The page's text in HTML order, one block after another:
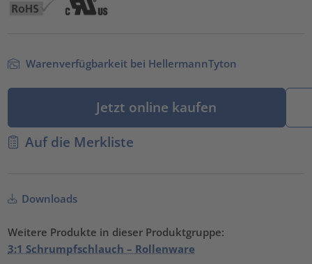
Warenverfügbarkeit bei HellermannTyton
Jetzt online kaufen
Auf die Merkliste
Downloads
Weitere Produkte in dieser Produktgruppe:
3:1 Schrumpfschlauch – Rollenware